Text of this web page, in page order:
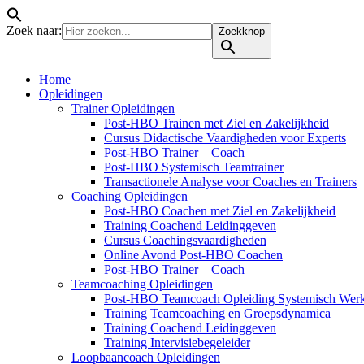
Zoek naar: Zoekknop
Home
Opleidingen
Trainer Opleidingen
Post-HBO Trainen met Ziel en Zakelijkheid
Cursus Didactische Vaardigheden voor Experts
Post-HBO Trainer – Coach
Post-HBO Systemisch Teamtrainer
Transactionele Analyse voor Coaches en Trainers
Coaching Opleidingen
Post-HBO Coachen met Ziel en Zakelijkheid
Training Coachend Leidinggeven
Cursus Coachingsvaardigheden
Online Avond Post-HBO Coachen
Post-HBO Trainer – Coach
Teamcoaching Opleidingen
Post-HBO Teamcoach Opleiding Systemisch
Training Teamcoaching en Groepsdynamica
Training Coachend Leidinggeven
Training Intervisiebegeleider
Loopbaancoach Opleidingen